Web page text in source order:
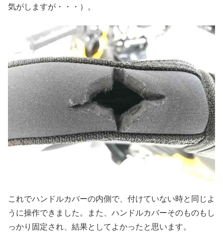
気がしますが・・・）。
これでハンドルカバーの内側で、付けていない時と同じよ
うに操作できました。また、ハンドルカバーそのものもし
っかり固定され、結果としてよかったと思います。